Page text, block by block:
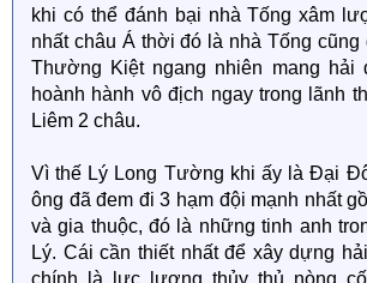
khi có thể đánh bại nhà Tống xâm
nhất châu Á thời đó là nhà Tống cũng
Thường Kiệt ngang nhiên mang hải
hoành hành vô địch ngay trong lãnh
Liêm 2 châu.
Vì thế Lý Long Tường khi ấy là Đại
ông đã đem đi 3 hạm đội mạnh nhất
và gia thuộc, đó là những tinh anh
Lý. Cái cần thiết nhất để xây dựng
chính là lực lượng thủy thủ nòng